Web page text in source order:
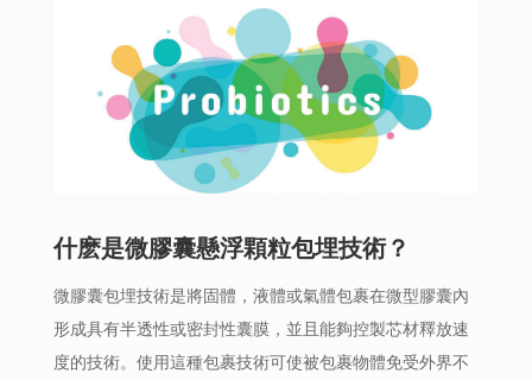
什麽是微膠囊懸浮顆粒包埋技術？
微膠囊包埋技術是將固體，液體或氣體包裹在微型膠囊內
形成具有半透性或密封性囊膜，並且能夠控製芯材釋放速
度的技術。使用這種包裹技術可使被包裹物體免受外界不